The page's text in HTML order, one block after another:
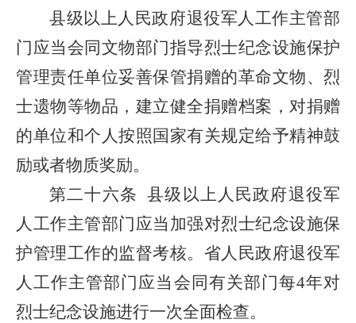
县级以上人民政府退役军人工作主管部
门应当会同文物部门指导烈士纪念设施保护
管理责任单位妥善保管捐赠的革命文物、烈
士遗物等物品，建立健全捐赠档案，对捐赠
的单位和个人按照国家有关规定给予精神鼓
励或者物质奖励。
第二十六条县级以上人民政府退役军
人工作主管部门应当加强对烈士纪念设施保
护管理工作的监督考核。省人民政府退役军
人工作主管部门应当会同有关部门每4年对
烈士纪念设施进行一次全面检查。